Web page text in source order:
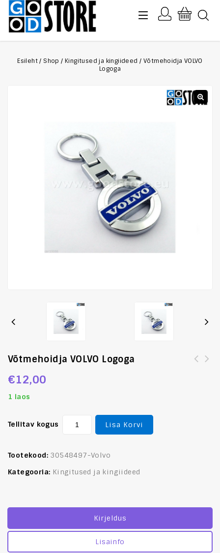
Esileht/ Shop /Kingitused ja kingiideed / Võtmehoidja VOLVO
Logoga
Võtmehoidja VOLVO Logoga
€12,00
1 laos
Tellitav kogus Lisa Korvi
Tootekood: 30548497-Volvo
Kategooria: Kingitused ja kingiideed
Kirjeldus
Lisainfo